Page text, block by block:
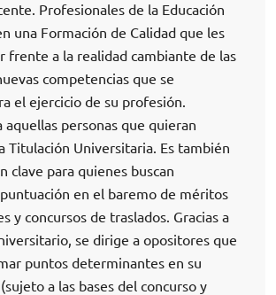
Profesionales de la Educación
una Formación de Calidad que les
frente a la realidad cambiante de las
competencias que se
el ejercicio de su profesión.
aquellas personas que quieran
Titulación Universitaria. Es también
clave para quienes buscan
en el baremo de méritos
y concursos de traslados. Gracias a
se dirige a opositores que
puntos determinantes en su
a las bases del concurso y